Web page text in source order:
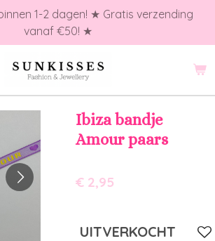
1-2 dagen! ★ Gratis verzending
vanaf €50! ★
Ibiza bandje
Amour paars
€ 2,95
UITVERKOCHT